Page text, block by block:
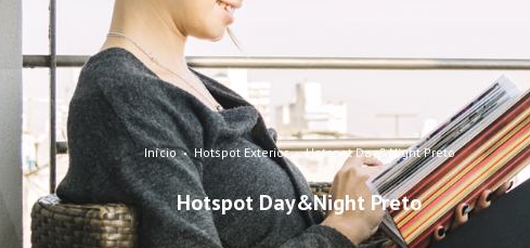
Início Hotspot Exterior Hotspot Day&Night Preto
Hotspot Day&Night Preto